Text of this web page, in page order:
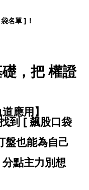
名單 ]！
，把 權證
應用】
到 [ 飆股口袋
盤也能為自己
點主力別想